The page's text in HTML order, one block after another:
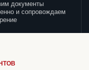
документы
и сопровождаем